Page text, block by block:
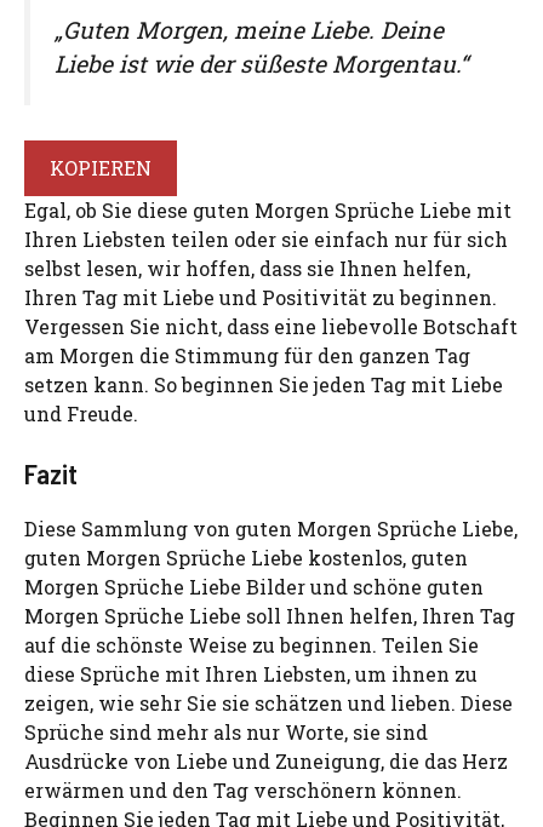
„Guten Morgen, meine Liebe. Deine
Liebe ist wie der süßeste Morgentau.“
KOPIEREN
Egal, ob Sie diese guten Morgen Sprüche Liebe mit
Ihren Liebsten teilen oder sie einfach nur für sich
selbst lesen, wir hoffen, dass sie Ihnen helfen,
Ihren Tag mit Liebe und Positivität zu beginnen.
Vergessen Sie nicht, dass eine liebevolle Botschaft
am Morgen die Stimmung für den ganzen Tag
setzen kann. So beginnen Sie jeden Tag mit Liebe
und Freude.
Fazit
Diese Sammlung von guten Morgen Sprüche Liebe,
guten Morgen Sprüche Liebe kostenlos, guten
Morgen Sprüche Liebe Bilder und schöne guten
Morgen Sprüche Liebe soll Ihnen helfen, Ihren Tag
auf die schönste Weise zu beginnen. Teilen Sie
diese Sprüche mit Ihren Liebsten, um ihnen zu
zeigen, wie sehr Sie sie schätzen und lieben. Diese
Sprüche sind mehr als nur Worte, sie sind
Ausdrücke von Liebe und Zuneigung, die das Herz
erwärmen und den Tag verschönern können.
Beginnen Sie jeden Tag mit Liebe und Positivität,